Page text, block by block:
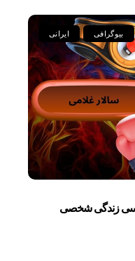
ایرانی بیوگرافی
زندگی شخصی